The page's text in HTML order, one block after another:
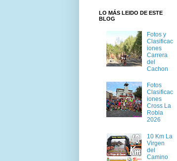
LO MÁS LEIDO DE ESTE
BLOG
Fotos y
Clasificac
iones
Carrera
del
Cachon
Fotos
Clasificac
iones
Cross La
Robla
2026
10 Km La
Virgen
del
Camino